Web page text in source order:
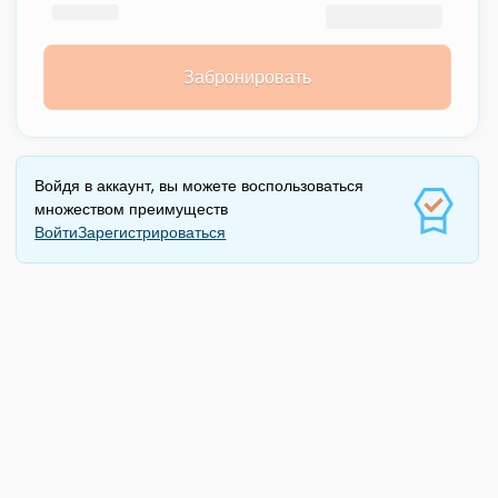
Забронировать
Войдя в аккаунт, вы можете воспользоваться
множеством преимуществ
ВойтиЗарегистрироваться